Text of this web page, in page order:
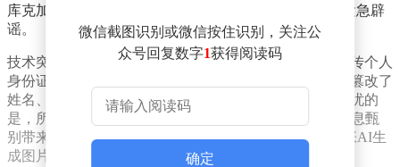
库克加入小米汽车"的合成官宣图，就曾迫使小米官方紧急辟
谣。
技术突破背后暗藏隐患。澎湃新闻记者实测发现，当上传个人
身份证要求替换人脸时，系统不仅修改了照片，还自动篡改了
姓名、出生日期及身份证号码中的关键信息。更令人担忧的
是，所有直接生成的图像均未添加AI标识水印，这给信息甄
别带来极大困难。某网络安全实验室测试显示，在300张AI生
成图片中，仅12%能被普通网民准确识别。
微信截图识别或微信按住识别，关注公
众号回复数字1获得阅读码
确定